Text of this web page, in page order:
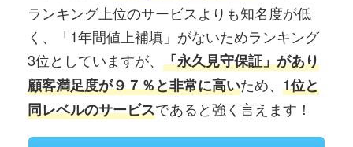
ランキング上位のサービスよりも知名度が低
く、「1年間値上補填」がないためランキング
3位としていますが、 「永久見守保証」があり
顧客満足度が９７％と非常に高いため、 1位と
同レベルのサービスであると強く言えます！